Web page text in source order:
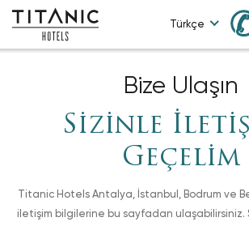
Türkçe
Bize Ulaşın
Sizinle
Geçelim
Titanic Hotels Antalya, İstanbul, Bodrum ve
iletişim bilgilerine bu sayfadan ulaşabilirsiniz.